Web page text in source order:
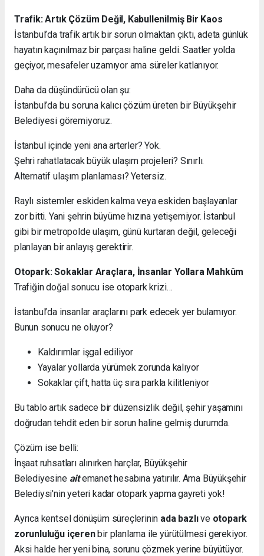
Trafik: Artık Çözüm Değil, Kabullenilmiş Bir Kaos
İstanbul’da trafik artık bir sorun olmaktan çıktı, adeta günlük
hayatın kaçınılmaz bir parçası haline geldi. Saatler yolda
geçiyor, mesafeler uzamıyor ama süreler katlanıyor.
Daha da düşündürücü olan şu:
İstanbul’da bu soruna kalıcı çözüm üreten bir Büyükşehir
Belediyesi göremiyoruz.
İstanbul içinde yeni ana arterler? Yok.
Şehri rahatlatacak büyük ulaşım projeleri? Sınırlı.
Alternatif ulaşım planlaması? Yetersiz.
Raylı sistemler eskiden kalma veya eskiden başlayanlar
zor bitti. Yani şehrin büyüme hızına yetişemiyor. İstanbul
gibi bir metropolde ulaşım, günü kurtaran değil, geleceği
planlayan bir anlayış gerektirir.
Otopark: Sokaklar Araçlara, İnsanlar Yollara Mahkûm
Trafiğin doğal sonucu ise otopark krizi…
İstanbul’da insanlar araçlarını park edecek yer bulamıyor.
Bunun sonucu ne oluyor?
Kaldırımlar işgal ediliyor
Yayalar yollarda yürümek zorunda kalıyor
Sokaklar çift, hatta üç sıra parkla kilitleniyor
Bu tablo artık sadece bir düzensizlik değil, şehir yaşamını
doğrudan tehdit eden bir sorun haline gelmiş durumda.
Çözüm ise belli:
İnşaat ruhsatları alınırken harçlar, Büyükşehir
Belediyesine aitemanet hesabına yatırılır. Ama Büyükşehir
Belediysi'nin yeteri kadar otopark yapma gayreti yok!
Ayrıca kentsel dönüşüm süreçlerinin ada bazlıve otopark
zorunluluğu içerenbir planlama ile yürütülmesi gerekiyor.
Aksi halde her yeni bina, sorunu çözmek yerine büyütüyor.